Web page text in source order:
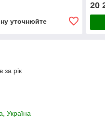
уточнюйте
20
за рік
Україна